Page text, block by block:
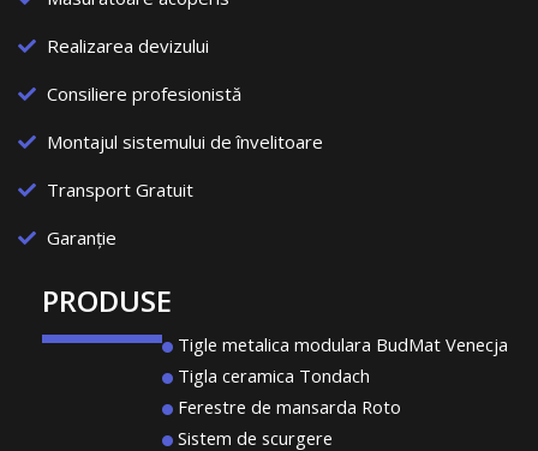
Realizarea devizului
Consiliere profesionistă
Montajul sistemului de învelitoare
Transport Gratuit
Garanție
PRODUSE
Tigle metalica modulara BudMat Venecja
Tigla ceramica Tondach
Ferestre de mansarda Roto
Sistem de scurgere